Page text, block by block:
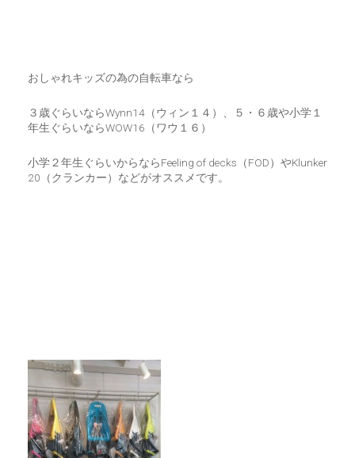
おしゃれキッズの為の自転車なら
３歳ぐらいならWynn14（ウィン１４）、５・６歳や小学１
年生ぐらいならWOW16（ワウ１６）
小学２年生ぐらいからならFeeling of decks（FOD）やKlunker
20（クランカー）などがオススメです。